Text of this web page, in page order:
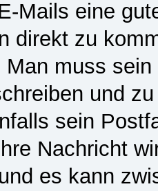
Mails eine
direkt zu
Man muss
und
sein
Nachricht
es kann